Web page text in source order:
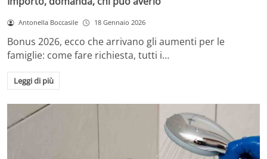
Antonella Boccasile 18 Gennaio 2026
Bonus 2026, ecco che arrivano gli aumenti per le
famiglie: come fare richiesta, tutti i…
Leggi di più